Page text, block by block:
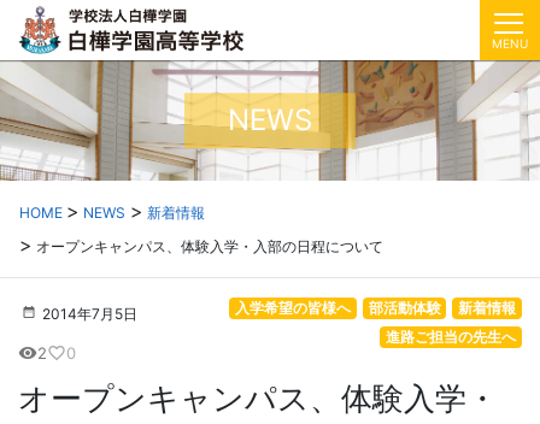
MENU
NEWS
HOME NEWS
新着情報
オープンキャンパス、体験入学・入部の日程について
2014年7月5日 新着情報
部活動体験
入学希望の皆様へ
進路ご担当の先生へ
visibility2favorite_border0
オープンキャンパス、体験入学・